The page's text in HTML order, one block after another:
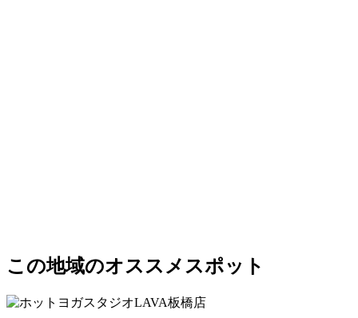
この地域のオススメスポット